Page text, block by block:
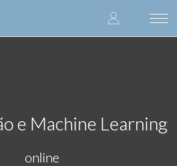
User
account
e Machine Learning
online